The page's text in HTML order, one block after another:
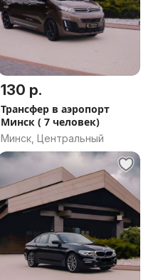
130 р.
Трансфер в аэропорт
Минск ( 7 человек)
Минск, Центральный